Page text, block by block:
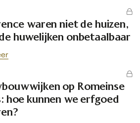
waren niet de huizen,
huwelijken onbetaalbaar
op Romeinse
hoe kunnen we erfgoed